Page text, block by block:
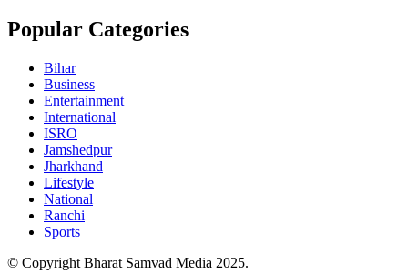
Popular Categories
Bihar
Business
Entertainment
International
ISRO
Jamshedpur
Jharkhand
Lifestyle
National
Ranchi
Sports
© Copyright Bharat Samvad Media 2025.